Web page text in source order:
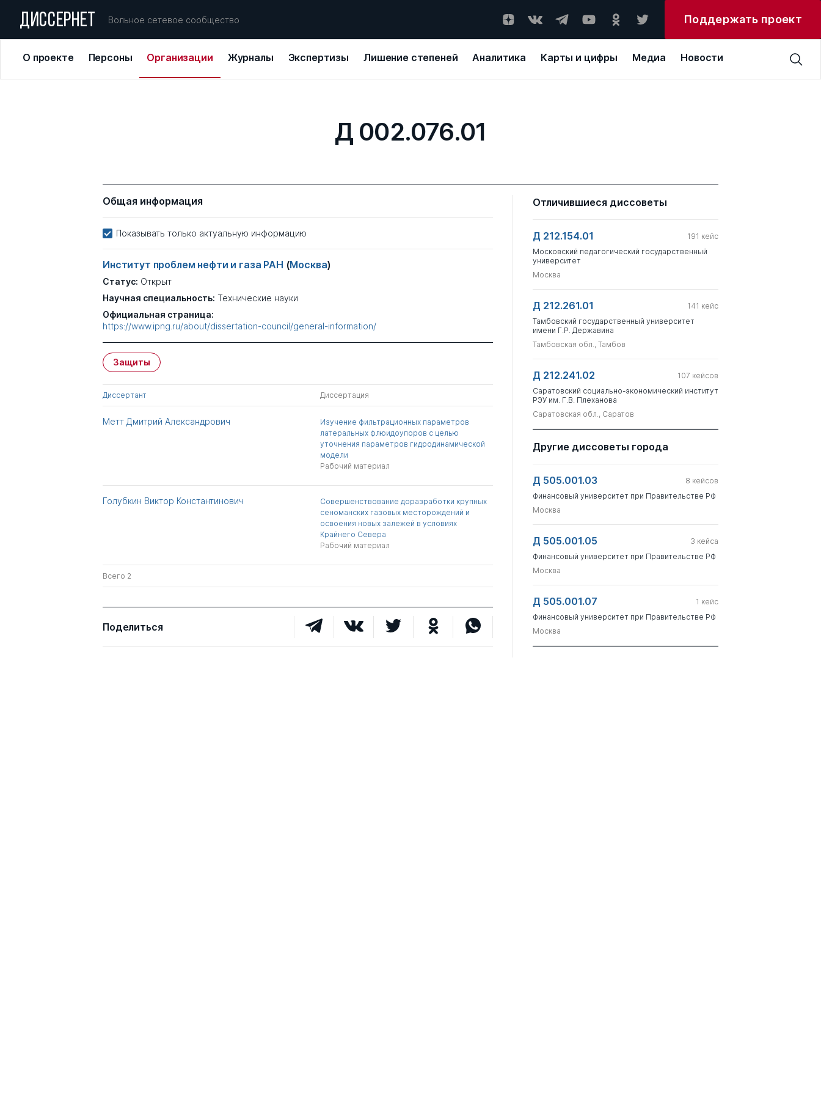
ДИССЕРНЕТ Вольное сетевое сообщество Поддержать проект
О проекте Персоны Организации Журналы Экспертизы Лишение степеней Аналитика Карты и цифры Медиа Новости
Д 002.076.01
Общая информация
Показывать только актуальную информацию
Институт проблем нефти и газа РАН (Москва)
Статус: Открыт
Научная специальность: Технические науки
Официальная страница:
https://www.ipng.ru/about/dissertation-council/general-information/
Защиты
Диссертант Диссертация
Метт Дмитрий Александрович
Изучение фильтрационных параметров
латеральных флюидоупоров с целью
уточнения параметров гидродинамической
модели
Рабочий материал
Голубкин Виктор Константинович
Совершенствование доразработки крупных
сеноманских газовых месторождений и
освоения новых залежей в условиях
Крайнего Севера
Рабочий материал
Всего 2
Поделиться
Отличившиеся диссоветы
Д 212.154.01 191 кейс
Московский педагогический государственный
университет
Москва
Д 212.261.01 141 кейс
Тамбовский государственный университет
имени Г.Р. Державина
Тамбовская обл., Тамбов
Д 212.241.02 107 кейсов
Саратовский социально-экономический институт
РЭУ им. Г.В. Плеханова
Саратовская обл., Саратов
Другие диссоветы города
Д 505.001.03 8 кейсов
Финансовый университет при Правительстве РФ
Москва
Д 505.001.05 3 кейса
Финансовый университет при Правительстве РФ
Москва
Д 505.001.07 1 кейс
Финансовый университет при Правительстве РФ
Москва